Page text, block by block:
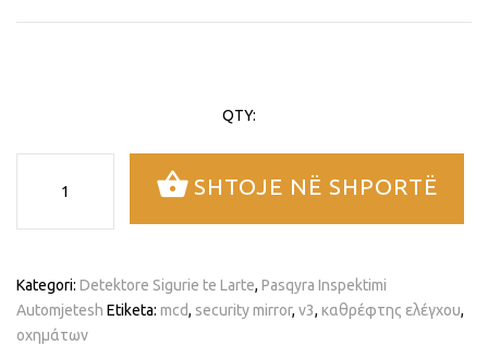
QTY:
PER
KONTROLLIN
E
SHTOJE NË SHPORTË
Kategori: Detektore Sigurie te Larte, Pasqyra Inspektimi
Automjetesh Etiketa: mcd, security mirror, v3, καθρέφτης ελέγχου,
οχημάτων